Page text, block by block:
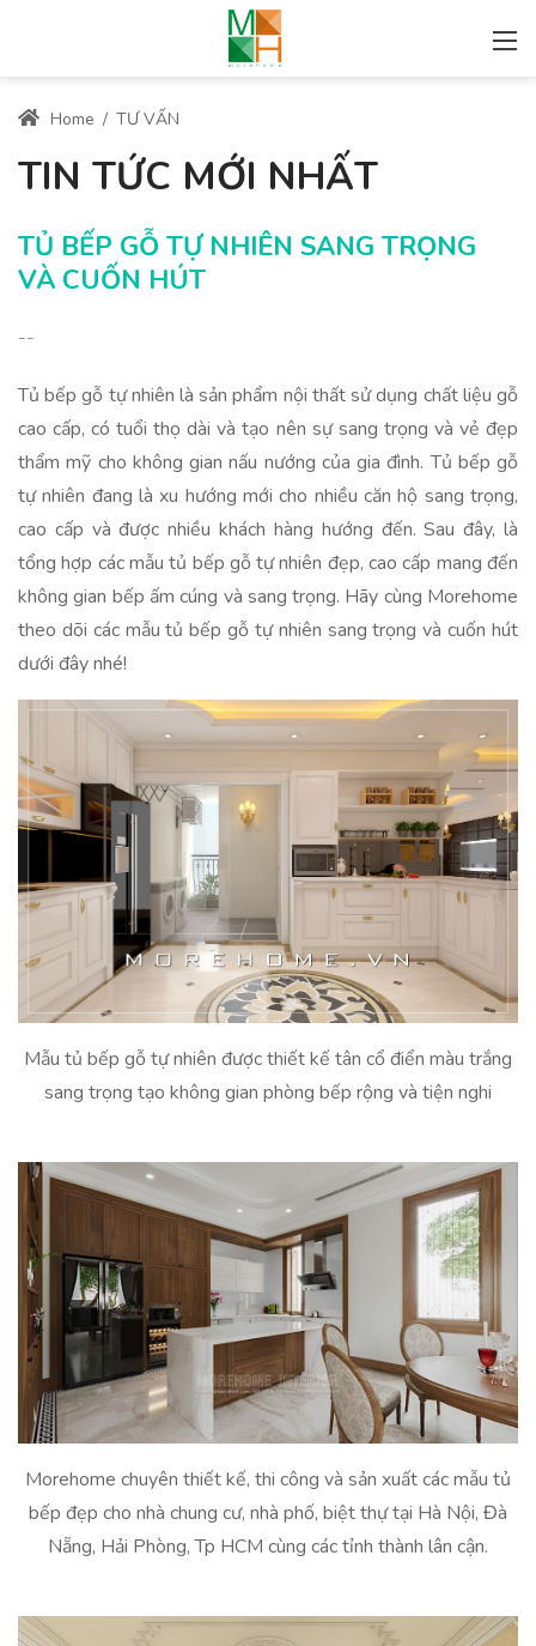
Home / TƯ VẤN
TIN TỨC MỚI NHẤT
TỦ BẾP GỖ TỰ NHIÊN SANG TRỌNG
VÀ CUỐN HÚT
--
Tủ bếp gỗ tự nhiên là sản phẩm nội thất sử dụng chất liệu gỗ
cao cấp, có tuổi thọ dài và tạo nên sự sang trọng và vẻ đẹp
thẩm mỹ cho không gian nấu nướng của gia đình. Tủ bếp gỗ
tự nhiên đang là xu hướng mới cho nhiều căn hộ sang trọng,
cao cấp và được nhiều khách hàng hướng đến. Sau đây, là
tổng hợp các mẫu tủ bếp gỗ tự nhiên đẹp, cao cấp mang đến
không gian bếp ấm cúng và sang trọng. Hãy cùng Morehome
theo dõi các mẫu tủ bếp gỗ tự nhiên sang trọng và cuốn hút
dưới đây nhé!
Mẫu tủ bếp gỗ tự nhiên được thiết kế tân cổ điển màu trắng
sang trọng tạo không gian phòng bếp rộng và tiện nghi
Morehome chuyên thiết kế, thi công và sản xuất các mẫu tủ
bếp đẹp cho nhà chung cư, nhà phố, biệt thự tại Hà Nội, Đà
Nẵng, Hải Phòng, Tp HCM cùng các tỉnh thành lân cận.